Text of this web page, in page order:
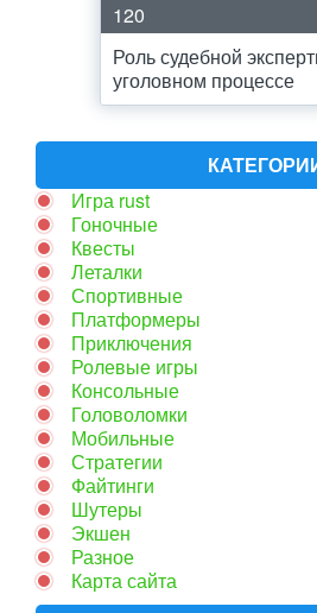
120
Роль судебной
уголовном процессе
Игра rust
Гоночные
Квесты
Леталки
Спортивные
Платформеры
Приключения
Ролевые игры
Консольные
Головоломки
Мобильные
Стратегии
Файтинги
Шутеры
Экшен
Разное
Карта сайта